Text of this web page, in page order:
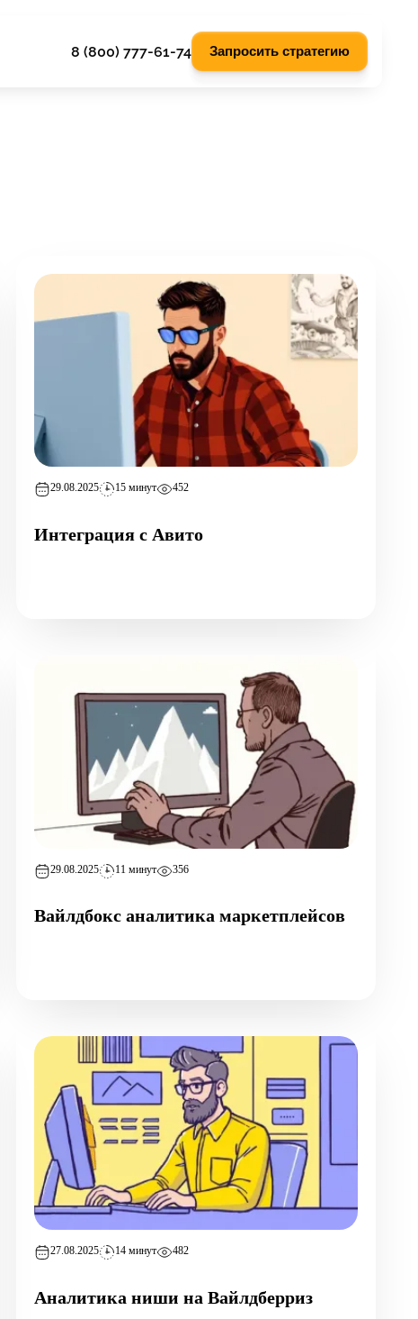
8 (800) 777-61-74 Запросить стратегию
29.08.2025 15 минут 452
Интеграция с Авито
29.08.2025 11 минут 356
Вайлдбокс аналитика маркетплейсов
27.08.2025 14 минут 482
Аналитика ниши на Вайлдберриз